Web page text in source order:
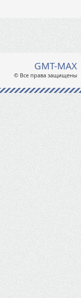
GMT-MAX
© Все права защищены